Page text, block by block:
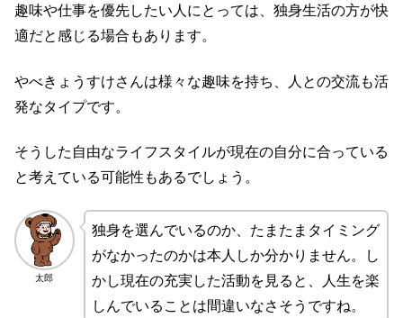
趣味や仕事を優先したい人にとっては、独身生活の方が快
適だと感じる場合もあります。
やべきょうすけさんは様々な趣味を持ち、人との交流も活
発なタイプです。
そうした自由なライフスタイルが現在の自分に合っている
と考えている可能性もあるでしょう。
太郎
独身を選んでいるのか、たまたまタイミング
がなかったのかは本人しか分かりません。し
かし現在の充実した活動を見ると、人生を楽
しんでいることは間違いなさそうですね。